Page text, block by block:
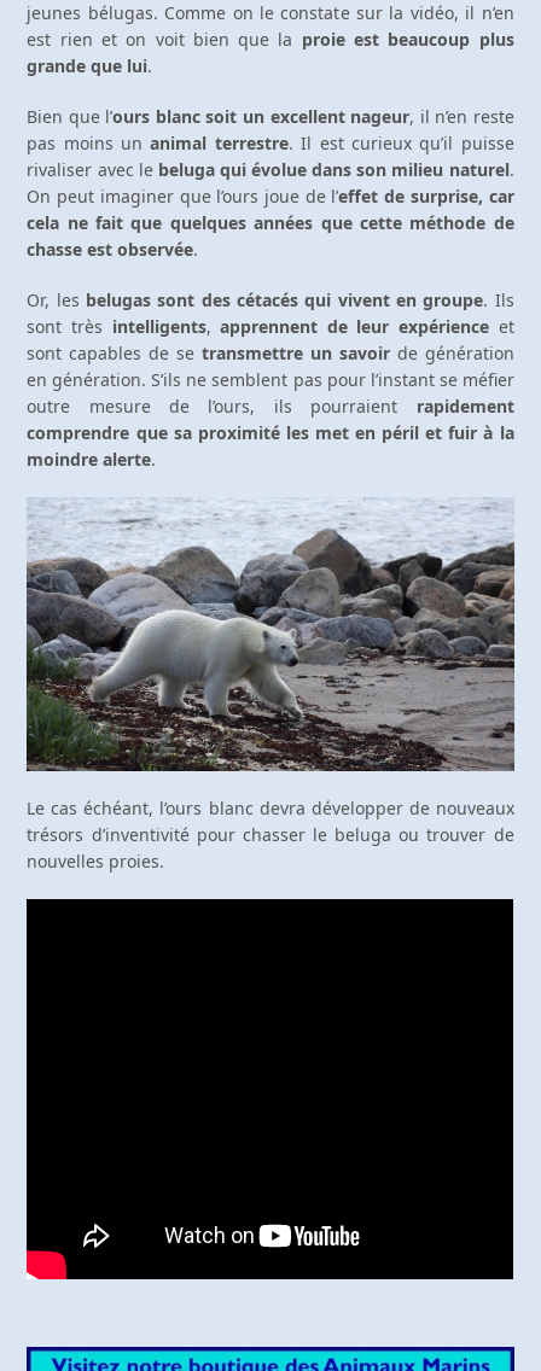
jeunes bélugas. Comme on le constate sur la vidéo, il n’en
est rien et on voit bien que la proie est beaucoup plus
grande que lui.
Bien que l’ours blanc soit un excellent nageur, il n’en reste
pas moins un animal terrestre. Il est curieux qu’il puisse
rivaliser avec le beluga qui évolue dans son milieu naturel.
On peut imaginer que l’ours joue de l’effet de surprise, car
cela ne fait que quelques années que cette méthode de
chasse est observée.
Or, les belugas sont des cétacés qui vivent en groupe. Ils
sont très intelligents,apprennent de leur expérience et
sont capables de se transmettre un savoirde génération
en génération. S’ils ne semblent pas pour l’instant se méfier
outre mesure de l’ours, ils pourraient rapidement
comprendre que sa proximité les met en péril et fuir à la
moindre alerte.
Le cas échéant, l’ours blanc devra développer de nouveaux
trésors d’inventivité pour chasser le beluga ou trouver de
nouvelles proies.